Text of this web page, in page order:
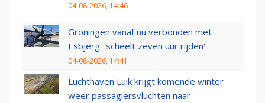
04-08-2026, 14:46
Groningen vanaf nu verbonden met
Esbjerg: 'scheelt zeven uur rijden'
04-08-2026, 14:41
Luchthaven Luik krijgt komende winter
weer passagiersvluchten naar